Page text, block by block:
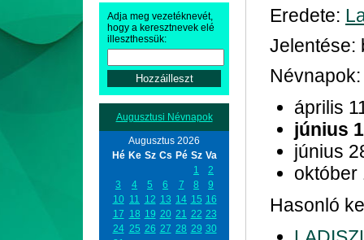
Adja meg vezetéknevét,
hogy a keresztnevek elé
illeszthessük:
Augusztusi Névnapok
Augusztus 2026
Hé Ke Sz Cs Pé Sz Va
1
2
3
4 5 6 7 8
9
10 11 12 13 14 15 16
17 18 19 20 21 22 23
24 25 26 27 28 29 30
Eredete:
Jelentése:
Névnapok:
április
június
június
október
Hasonló